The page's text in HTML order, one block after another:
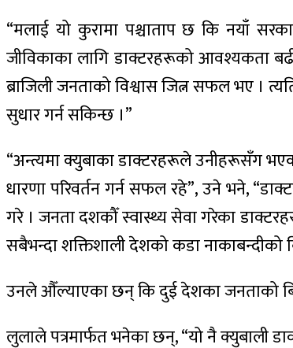
“मलाई यो कुरामा पश्चाताप छ कि नयाँ
जीविकाका लागि डाक्टरहरूको आवश्यकता
ब्राजिली जनताको विश्वास जित्न सफल भए ।
सुधार गर्न सकिन्छ ।”
“अन्त्यमा क्युबाका डाक्टरहरूले उनीहरूसँग
धारणा परिवर्तन गर्न सफल रहे”, उने भने,
गरे । जनता दशकौँ स्वास्थ्य सेवा गरेका
सबैभन्दा शक्तिशाली देशको कडा नाकाबन्दीको
उनले औँल्याएका छन् कि दुई देशका जनताको
लुलाले पत्रमार्फत भनेका छन्, “यो नै क्युबाली